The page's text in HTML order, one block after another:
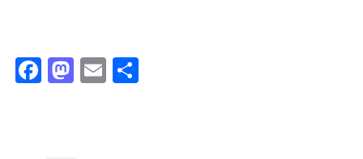
Facebook
Mastodon
Email